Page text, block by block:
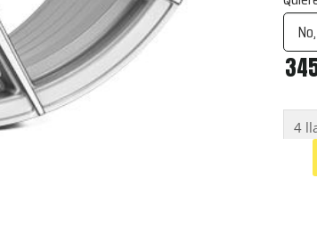
FFR1D
Silver
4